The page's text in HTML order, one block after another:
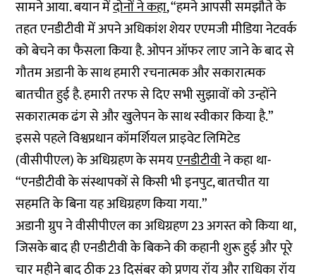
सामने आया. बयान मेंदोनों ने कहा, “हमने आपसी समझौते के
तहत एनडीटीवी में अपने अधिकांश शेयर एएमजी मीडिया नेटवर्क
को बेचने का फैसला किया है. ओपन ऑफर लाए जाने के बाद से
गौतम अडानी के साथ हमारी रचनात्मक और सकारात्मक
बातचीत हुई है. हमारी तरफ से दिए सभी सुझावों को उन्होंने
सकारात्मक ढंग से और खुलेपन के साथ स्वीकार किया है.”
इससे पहले विश्वप्रधान कॉमर्शियल प्राइवेट लिमिटेड
(वीसीपीएल) के अधिग्रहण के समयएनडीटीवीने कहा था-
“एनडीटीवी के संस्थापकों से किसी भी इनपुट, बातचीत या
सहमति के बिना यह अधिग्रहण किया गया.”
अडानी ग्रुप ने वीसीपीएल का अधिग्रहण 23 अगस्त को किया था,
जिसके बाद ही एनडीटीवी के बिकने की कहानी शुरू हुई और पूरे
चार महीने बाद ठीक 23 दिसंबर को प्रणय रॉय और राधिका रॉय